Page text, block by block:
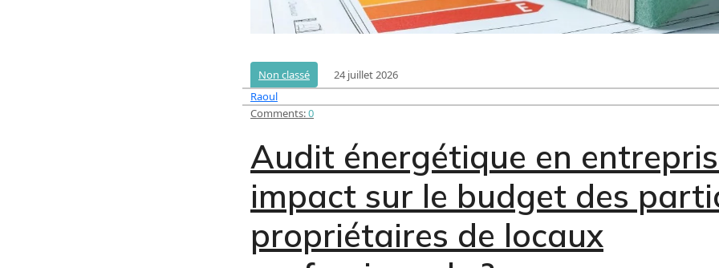
Non classé
24 juillet 2026
Raoul
Comments:0
Audit énergétique en
impact sur le budget des
propriétaires de locaux